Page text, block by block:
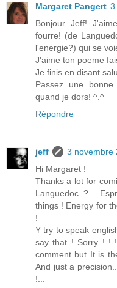
Margaret Pangert 3
Bonjour Jeff!
fourre! (de
l'energie?) qui se
J'aime ton poeme
Je finis en disant
Passez une
quand je dors! ^.^
Répondre
jeff
3 novembre
Hi Margaret !
Thanks a lot for
Languedoc ?...
things ! Energy for
!
Y try to speak
say that ! Sorry ! !
comment but It is
And just a
!...